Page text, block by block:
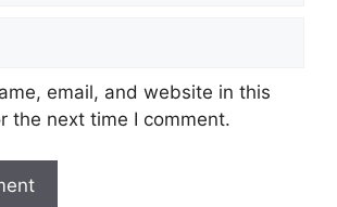
email, and website in this
the next time I comment.